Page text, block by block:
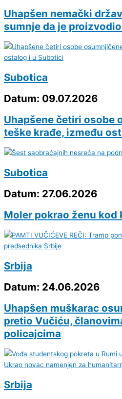
Uhapšen nemački
sumnje da je
Subotica
Datum: 09.07.2026
Uhapšene četiri osobe
teške krađe, između
Subotica
Datum: 27.06.2026
Moler pokrao ženu kod
Srbija
Datum: 24.06.2026
Uhapšen muškarac
pretio Vučiću,
policajcima
Srbija